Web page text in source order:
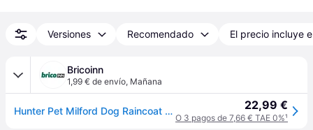
Versiones Recomendado El precio incluye
Bricoinn
1,99 € de envío, Mañana
Hunter Pet Milford Dog Raincoat Beige 35 cm 22,99 €
O 3 pagos de 7,66 € TAE 0%¹